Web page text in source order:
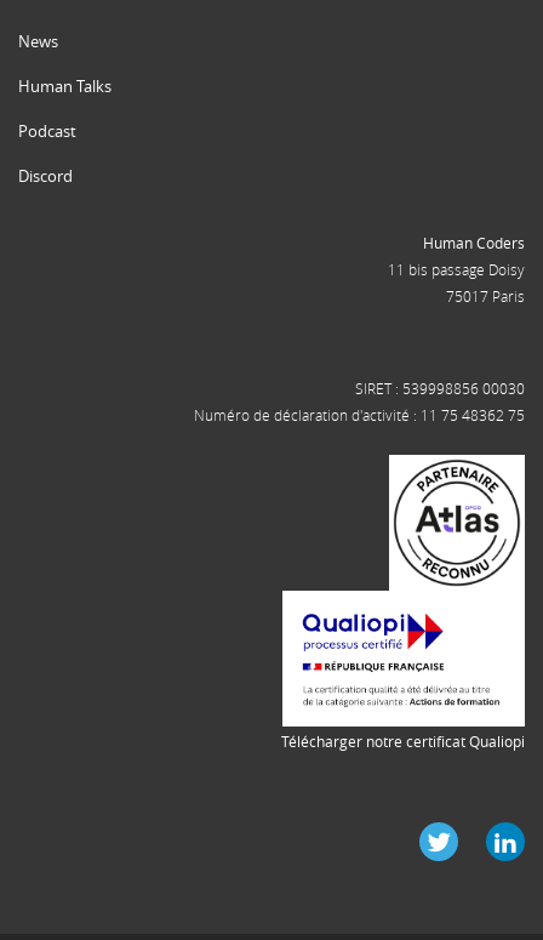
News
Human Talks
Podcast
Discord
Human Coders
11 bis passage Doisy
75017 Paris
SIRET : 539998856 00030
Numéro de déclaration d'activité : 11 75 48362 75
Télécharger notre certificat Qualiopi